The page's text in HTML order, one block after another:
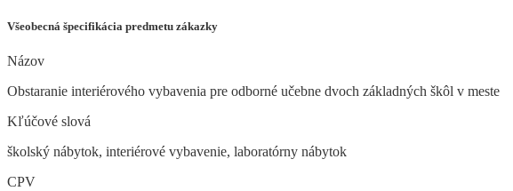
Všeobecná špecifikácia predmetu zákazky
Názov
Obstaranie interiérového vybavenia pre odborné učebne dvoch základných škôl v meste
Kľúčové slová
školský nábytok, interiérové vybavenie, laboratórny nábytok
CPV